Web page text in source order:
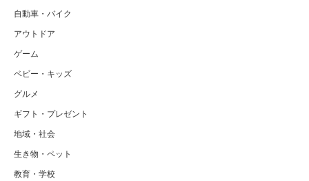
自動車・バイク
アウトドア
ゲーム
ベビー・キッズ
グルメ
ギフト・プレゼント
地域・社会
生き物・ペット
教育・学校